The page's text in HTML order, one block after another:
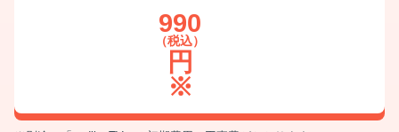
990
円
（税込）
※